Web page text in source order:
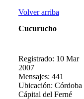
Volver arriba
Cucurucho
Registrado: 10 Mar
2007
Mensajes: 441
Ubicación: Córdoba
Cápital del Ferné